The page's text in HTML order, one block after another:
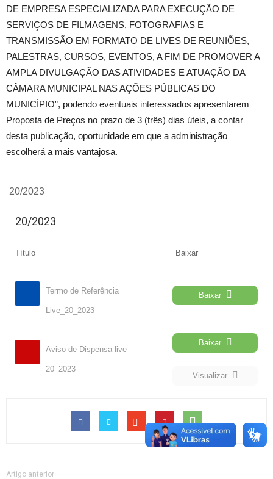
DE EMPRESA ESPECIALIZADA PARA EXECUÇÃO DE
SERVIÇOS DE FILMAGENS, FOTOGRAFIAS E
TRANSMISSÃO EM FORMATO DE LIVES DE REUNIÕES,
PALESTRAS, CURSOS, EVENTOS, A FIM DE PROMOVER A
AMPLA DIVULGAÇÃO DAS ATIVIDADES E ATUAÇÃO DA
CÂMARA MUNICIPAL NAS AÇÕES PÚBLICAS DO
MUNICÍPIO”, podendo eventuais interessados apresentarem
Proposta de Preços no prazo de 3 (três) dias úteis, a contar
desta publicação, oportunidade em que a administração
escolherá a mais vantajosa.
20/2023
20/2023
Título Baixar
Termo de Referência
Live_20_2023
Baixar
Aviso de Dispensa live
20_2023
Baixar
Visualizar
Artigo anterior